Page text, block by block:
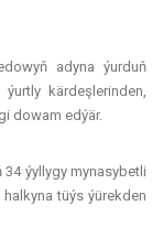
adyna ýurduň
kärdeşlerinden,
dowam edýär.
34 ýyllygy mynasybetli
tüýs ýürekden